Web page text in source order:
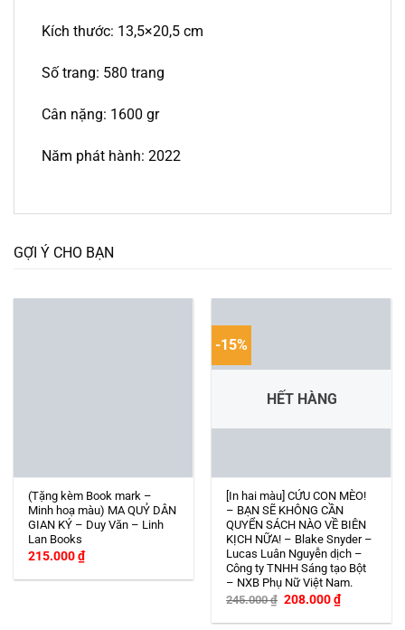
Kích thước: 13,5×20,5 cm
Số trang: 580 trang
Cân nặng: 1600 gr
Năm phát hành: 2022
GỢI Ý CHO BẠN
(Tặng kèm Book mark –
Minh hoạ màu) MA QUỶ DÂN
GIAN KÝ – Duy Văn – Linh
Lan Books
215.000₫
-15%
HẾT HÀNG
[In hai màu] CỨU CON MÈO!
– BẠN SẼ KHÔNG CẦN
QUYỂN SÁCH NÀO VỀ BIÊN
KỊCH NỮA! – Blake Snyder –
Lucas Luân Nguyễn dịch –
Công ty TNHH Sáng tạo Bột
– NXB Phụ Nữ Việt Nam.
245.000₫ Giá
là:
208.000₫Giá
hiện
tại